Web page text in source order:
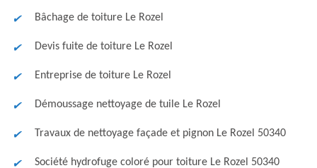
Bâchage de toiture Le Rozel
Devis fuite de toiture Le Rozel
Entreprise de toiture Le Rozel
Démoussage nettoyage de tuile Le Rozel
Travaux de nettoyage façade et pignon Le Rozel 50340
Société hydrofuge coloré pour toiture Le Rozel 50340